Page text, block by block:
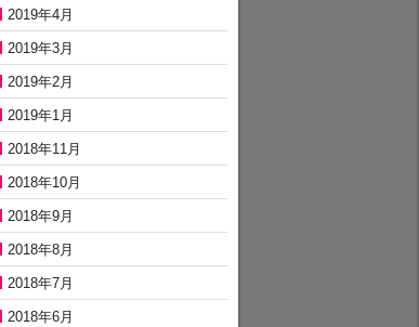
2019年4月
2019年3月
2019年2月
2019年1月
2018年11月
2018年10月
2018年9月
2018年8月
2018年7月
2018年6月